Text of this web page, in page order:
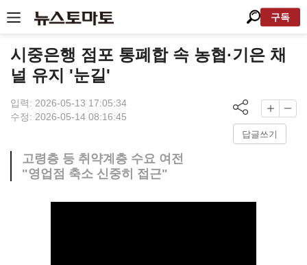
구독
시중은행 점포 통폐합 속 농협·기은 채
널 유지 '눈길'
입력: 2026-05-13 17:05:34
수정: 2026-05-14 08:16:45
답글쓰기
고령층 등 취약계층 수요 여전
"영업점 축소 신중히 접근"